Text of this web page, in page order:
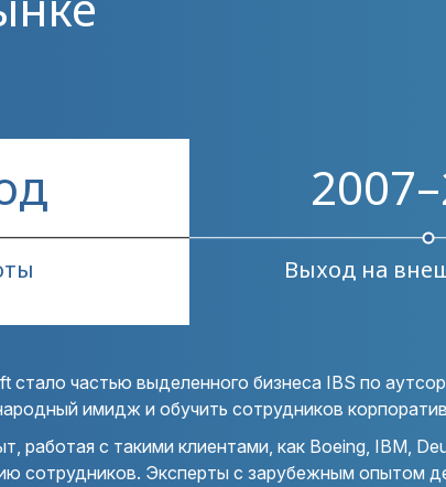
Выход на
стало частью выделенного бизнеса IBS по
имидж и обучить сотрудников
работая с такими клиентами, как Boeing, IBM,
сотрудников. Эксперты с зарубежным опытом